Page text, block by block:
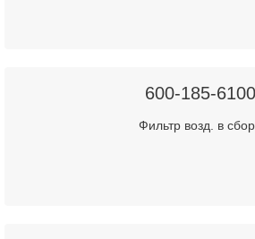
600-185-6100
Фильтр возд. в